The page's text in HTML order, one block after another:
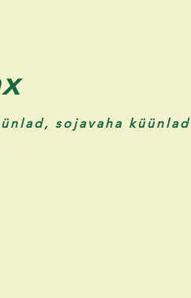
sojavaha küünlad